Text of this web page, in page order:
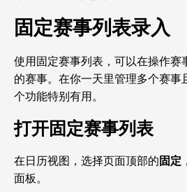
固定赛事列表录入
使用固定赛事列表，可以在操作赛
的赛事。在你一天里管理多个赛事
个功能特别有用。
打开固定赛事列表
在日历视图，选择页面顶部的固定
面板。